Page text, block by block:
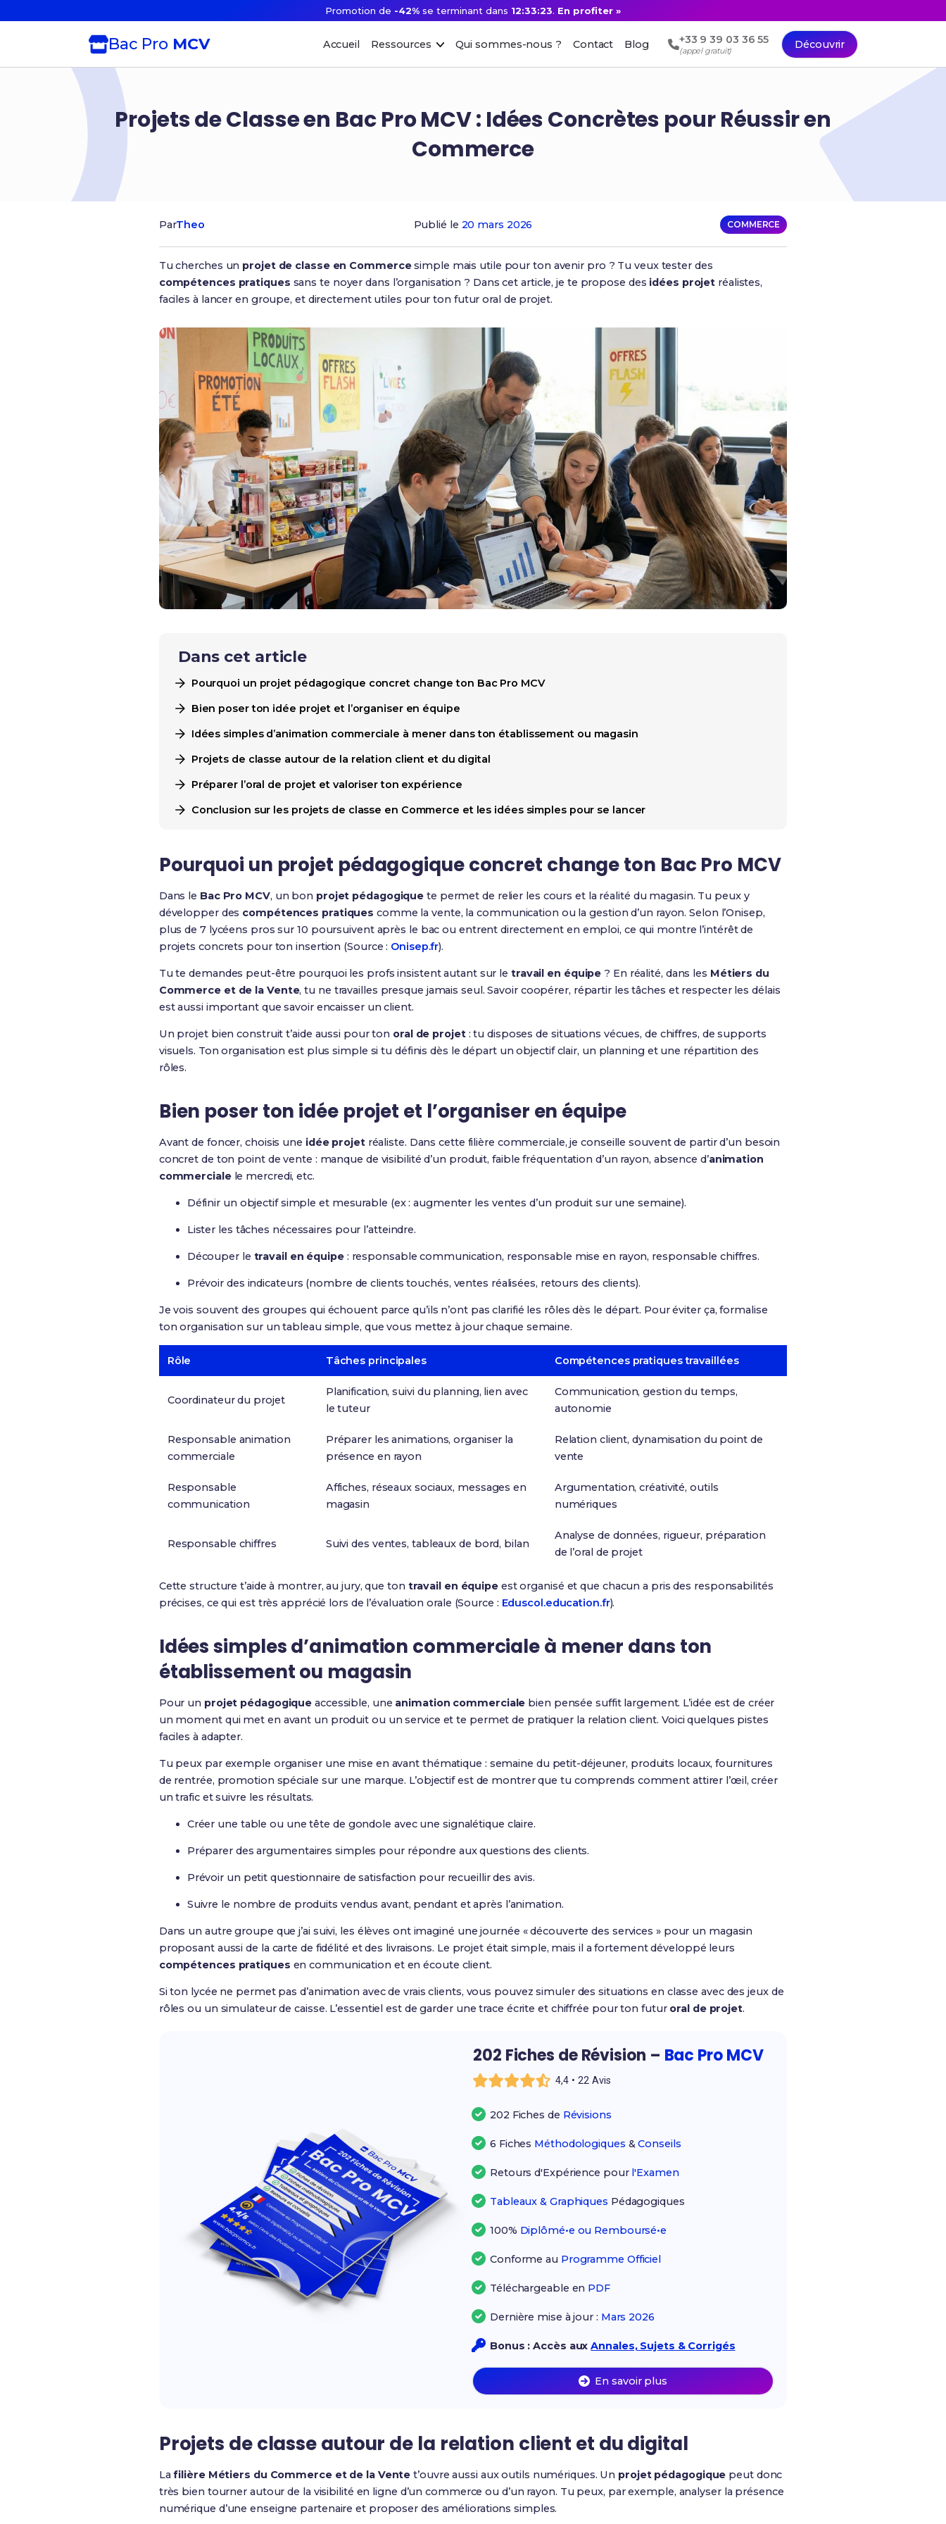
Promotion de -42% se terminant dans 12:33:22. En profiter »
Bac Pro MCV Accueil Ressources Qui sommes-nous ? Contact Blog +33 9 39 03 36 55
(appel gratuit)
Découvrir
Projets de Classe en Bac Pro MCV : Idées Concrètes pour Réussir en
Commerce
ParTheo Publié le 20 mars 2026 COMMERCE
Tu cherches un projet de classe en Commercesimple mais utile pour ton avenir pro ? Tu veux tester des
compétences pratiques sans te noyer dans l’organisation ? Dans cet article, je te propose des idées projet réalistes,
faciles à lancer en groupe, et directement utiles pour ton futur oral de projet.
Dans cet article
Pourquoi un projet pédagogique concret change ton Bac Pro MCV
Bien poser ton idée projet et l’organiser en équipe
Idées simples d’animation commerciale à mener dans ton établissement ou magasin
Projets de classe autour de la relation client et du digital
Préparer l’oral de projet et valoriser ton expérience
Conclusion sur les projets de classe en Commerce et les idées simples pour se lancer
Pourquoi un projet pédagogique concret change ton Bac Pro MCV
Dans le Bac Pro MCV, un bon projet pédagogique te permet de relier les cours et la réalité du magasin. Tu peux y
développer des compétences pratiques comme la vente, la communication ou la gestion d’un rayon. Selon l’Onisep,
plus de 7 lycéens pros sur 10 poursuivent après le bac ou entrent directement en emploi, ce qui montre l’intérêt de
projets concrets pour ton insertion (Source : Onisep.fr).
Tu te demandes peut-être pourquoi les profs insistent autant sur le travail en équipe ? En réalité, dans les Métiers du
Commerce et de la Vente, tu ne travailles presque jamais seul. Savoir coopérer, répartir les tâches et respecter les délais
est aussi important que savoir encaisser un client.
Un projet bien construit t’aide aussi pour ton oral de projet: tu disposes de situations vécues, de chiffres, de supports
visuels. Ton organisation est plus simple si tu définis dès le départ un objectif clair, un planning et une répartition des
rôles.
Bien poser ton idée projet et l’organiser en équipe
Avant de foncer, choisis une idée projetréaliste. Dans cette filière commerciale, je conseille souvent de partir d’un besoin
concret de ton point de vente : manque de visibilité d’un produit, faible fréquentation d’un rayon, absence d’animation
commercialele mercredi, etc.
Définir un objectif simple et mesurable (ex : augmenter les ventes d’un produit sur une semaine).
Lister les tâches nécessaires pour l’atteindre.
Découper le travail en équipe: responsable communication, responsable mise en rayon, responsable chiffres.
Prévoir des indicateurs (nombre de clients touchés, ventes réalisées, retours des clients).
Je vois souvent des groupes qui échouent parce qu’ils n’ont pas clarifié les rôles dès le départ. Pour éviter ça, formalise
ton organisation sur un tableau simple, que vous mettez à jour chaque semaine.
Rôle Tâches principales Compétences pratiques travaillées
Coordinateur du projet
Planification, suivi du planning, lien avec
le tuteur
Communication, gestion du temps,
autonomie
Responsable animation
commerciale
Préparer les animations, organiser la
présence en rayon
Relation client, dynamisation du point de
vente
Responsable
communication
Affiches, réseaux sociaux, messages en
magasin
Argumentation, créativité, outils
numériques
Responsable chiffres Suivi des ventes, tableaux de bord, bilan
Analyse de données, rigueur, préparation
de l’oral de projet
Cette structure t’aide à montrer, au jury, que ton travail en équipeest organisé et que chacun a pris des responsabilités
précises, ce qui est très apprécié lors de l’évaluation orale (Source : Eduscol.education.fr).
Idées simples d’animation commerciale à mener dans ton
établissement ou magasin
Pour un projet pédagogique accessible, une animation commerciale bien pensée suffit largement. L’idée est de créer
un moment qui met en avant un produit ou un service et te permet de pratiquer la relation client. Voici quelques pistes
faciles à adapter.
Tu peux par exemple organiser une mise en avant thématique : semaine du petit-déjeuner, produits locaux, fournitures
de rentrée, promotion spéciale sur une marque. L’objectif est de montrer que tu comprends comment attirer l’œil, créer
un trafic et suivre les résultats.
Créer une table ou une tête de gondole avec une signalétique claire.
Préparer des argumentaires simples pour répondre aux questions des clients.
Prévoir un petit questionnaire de satisfaction pour recueillir des avis.
Suivre le nombre de produits vendus avant, pendant et après l’animation.
Dans un autre groupe que j’ai suivi, les élèves ont imaginé une journée « découverte des services » pour un magasin
proposant aussi de la carte de fidélité et des livraisons. Le projet était simple, mais il a fortement développé leurs
compétences pratiques en communication et en écoute client.
Si ton lycée ne permet pas d’animation avec de vrais clients, vous pouvez simuler des situations en classe avec des jeux de
rôles ou un simulateur de caisse. L’essentiel est de garder une trace écrite et chiffrée pour ton futur oral de projet.
202 Fiches de Révision – Bac Pro MCV
4,4 • 22 Avis
202 Fiches de Révisions
6 Fiches Méthodologiques &Conseils
Retours d'Expérience pour l'Examen
Tableaux & Graphiques Pédagogiques
100% Diplômé•e ou Remboursé•e
Conforme au Programme Officiel
Téléchargeable en PDF
Dernière mise à jour : Mars 2026
Bonus : Accès auxAnnales, Sujets & Corrigés
En savoir plus
Projets de classe autour de la relation client et du digital
Lafilière Métiers du Commerce et de la Vente t’ouvre aussi aux outils numériques. Un projet pédagogique peut donc
très bien tourner autour de la visibilité en ligne d’un commerce ou d’un rayon. Tu peux, par exemple, analyser la présence
numérique d’une enseigne partenaire et proposer des améliorations simples.